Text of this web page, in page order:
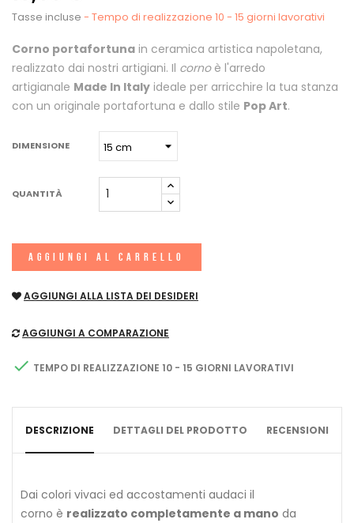
Tasse incluse - Tempo di realizzazione 10 - 15 giorni lavorativi
Corno portafortuna in ceramica artistica napoletana,
realizzato dai nostri artigiani. Il cornoè l'arredo
artigianale Made In Italy ideale per arricchire la tua stanza
con un originale portafortuna e dallo stile Pop Art.
DIMENSIONE
QUANTITÀ
AGGIUNGI AL CARRELLO
AGGIUNGI ALLA LISTA DEI DESIDERI
AGGIUNGI A COMPARAZIONE
 TEMPO DI REALIZZAZIONE 10 - 15 GIORNI LAVORATIVI
DESCRIZIONE DETTAGLI DEL PRODOTTO RECENSIONI
Dai colori vivaci ed accostamenti audaci il
corno è realizzato completamente a mano da